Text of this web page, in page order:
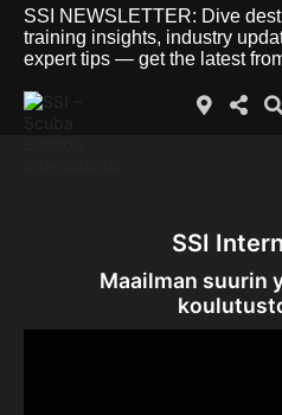
SSI NEWSLETTER: Dive
training insights, industry
expert tips — get the latest
SSI
Maailman suurin